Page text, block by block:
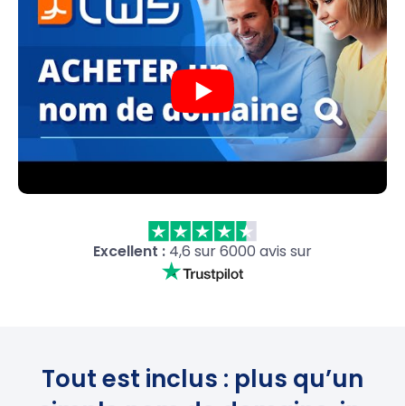
Excellent :4,6 sur 6000 avis sur
Tout est inclus : plus qu’un